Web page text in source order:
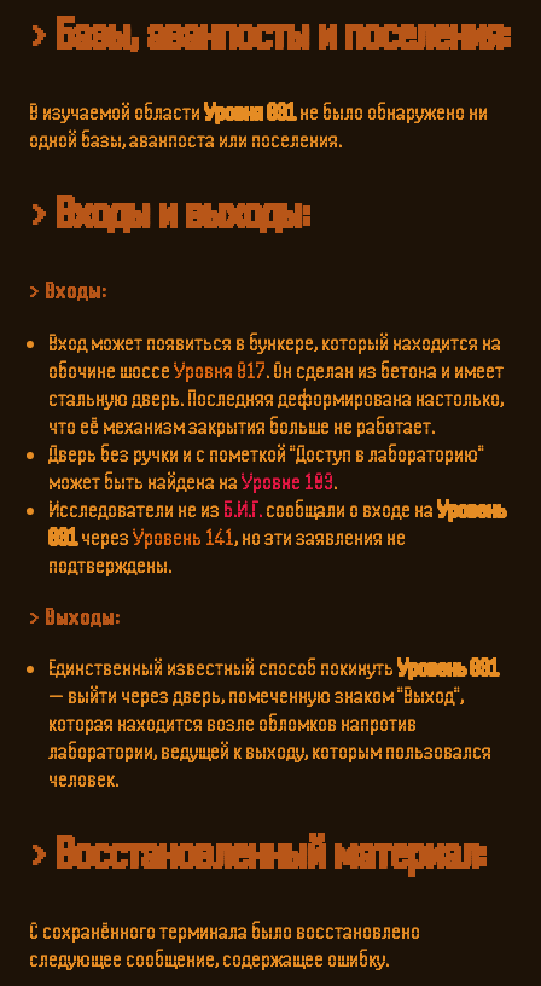
Базы, аванпосты и поселения:
В изучаемой областиУровня 831не было обнаружено ни
одной базы, аванпоста или поселения.
Входы и выходы:
Входы:
Вход может появиться в бункере, который находится на
обочине шоссеУровня 817. Он сделан из бетона и имеет
стальную дверь. Последняя деформирована настолько,
что её механизм закрытия больше не работает.
Дверь без ручки и с пометкой "Доступ в лабораторию"
может быть найдена наУровне 103.
Исследователи не из Б.И.Г.сообщали о входе наУровень
831черезУровень 141, но эти заявления не
подтверждены.
Выходы:
Единственный известный способ покинутьУровень 831
— выйти через дверь, помеченную знаком "Выход",
которая находится возле обломков напротив
лаборатории, ведущей к выходу, которым пользовался
человек.
Восстановленный материал:
С сохранённого терминала было восстановлено
следующее сообщение, содержащее ошибку.